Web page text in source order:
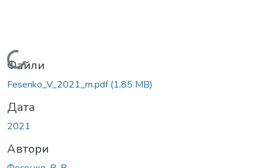
Вантажиться...
Файли
Fesenko_V_2021_m.pdf(1,85 MB)
Дата
2021
Автори